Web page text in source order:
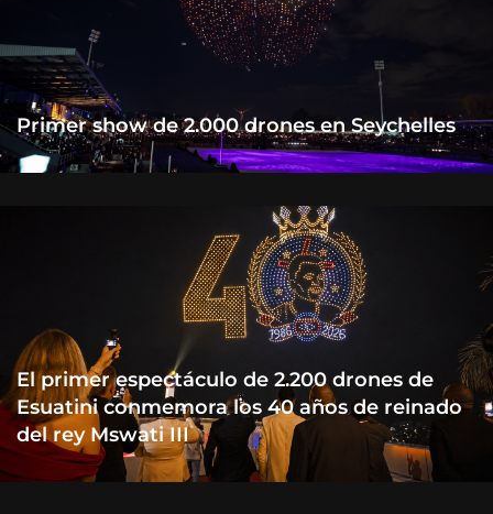
Primer show de 2.000 drones en Seychelles
El primer espectáculo de 2.200 drones de
Esuatini conmemora los 40 años de reinado
del rey Mswati III